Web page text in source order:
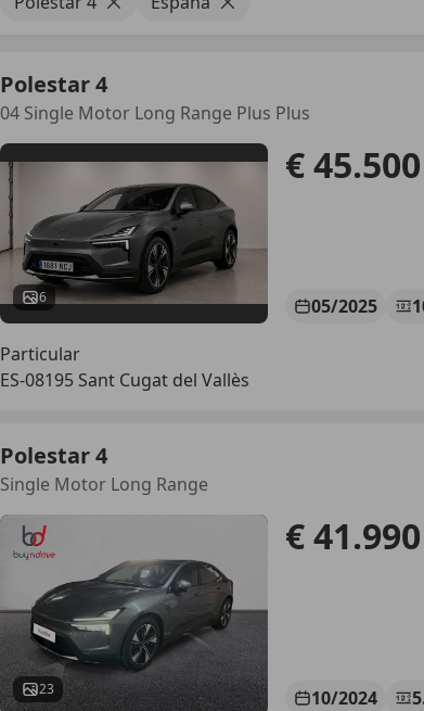
Polestar 4
04 Single Motor Long Range Plus Plus
6
€ 45.500
05/2025
Particular
ES-08195 Sant Cugat del Vallès
Polestar 4
Single Motor Long Range
23
€ 41.990
10/2024